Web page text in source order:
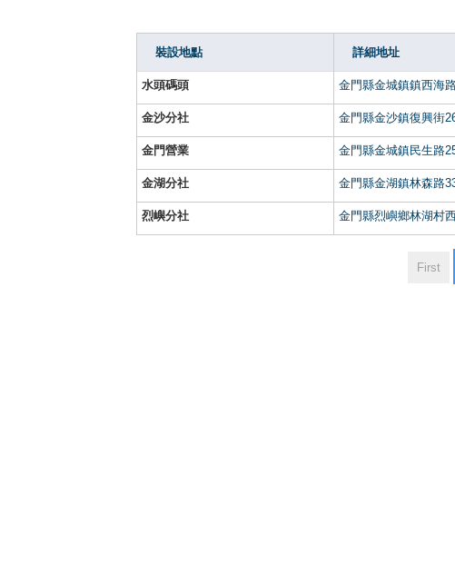
裝設地點 詳細地址
水頭碼頭 金門縣金城鎮鎮西海
金沙分社 金門縣金沙鎮復興街
金門營業 金門縣金城鎮民生路
金湖分社 金門縣金湖鎮林森路
烈嶼分社 金門縣烈嶼鄉林湖村
First